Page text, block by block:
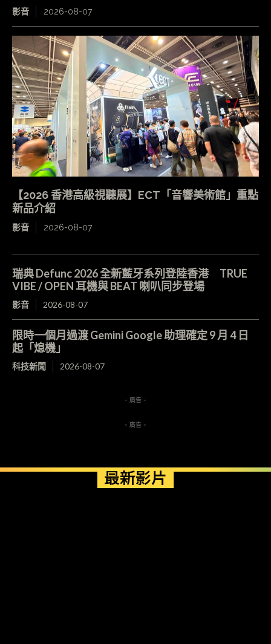
影音 2026-08-07
【2026 香港高級視聽展】ECT「音響美術館」重點
新品介紹
影音 2026-08-07
瑞典 Defunc 2026 全新藍牙系列登陸香港 TRUE
VIBE / OPEN 耳機與 BEAT 喇叭同步登場
影音 2026-08-07
限時一個月過渡 Gemini Google 助理確定 9 月 4 日
起「熄機」
科技新聞 2026-08-07
- 廣告 -
- 廣告 -
最新影片